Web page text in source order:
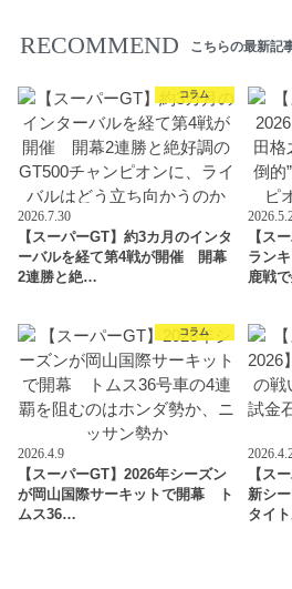
RECOMMEND こちらの最新記
コラム
2026.7.30
【スーパーGT】約3カ月のインタ
ーバルを経て第4戦が開催 開幕
2連勝と絶…
【ス
ラン
鹿戦
コラム
2026.4.9
【スーパーGT】2026年シーズン
が岡山国際サーキットで開幕 ト
ムス36…
【ス
新シ
タイ